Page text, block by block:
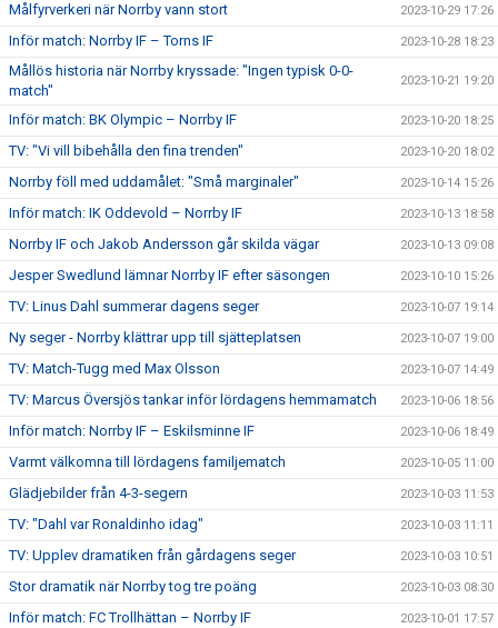
Målfyrverkeri när Norrby vann stort 2023-10-29 17:26
Inför match: Norrby IF – Torns IF 2023-10-28 18:23
Mållös historia när Norrby kryssade: "Ingen typisk 0-0-
match"
2023-10-21 19:20
Inför match: BK Olympic – Norrby IF 2023-10-20 18:25
TV: "Vi vill bibehålla den fina trenden" 2023-10-20 18:02
Norrby föll med uddamålet: "Små marginaler" 2023-10-14 15:26
Inför match: IK Oddevold – Norrby IF 2023-10-13 18:58
Norrby IF och Jakob Andersson går skilda vägar 2023-10-13 09:08
Jesper Swedlund lämnar Norrby IF efter säsongen 2023-10-10 15:26
TV: Linus Dahl summerar dagens seger 2023-10-07 19:14
Ny seger - Norrby klättrar upp till sjätteplatsen 2023-10-07 19:00
TV: Match-Tugg med Max Olsson 2023-10-07 14:49
TV: Marcus Översjös tankar inför lördagens hemmamatch 2023-10-06 18:56
Inför match: Norrby IF – Eskilsminne IF 2023-10-06 18:49
Varmt välkomna till lördagens familjematch 2023-10-05 11:00
Glädjebilder från 4-3-segern 2023-10-03 11:53
TV: "Dahl var Ronaldinho idag" 2023-10-03 11:11
TV: Upplev dramatiken från gårdagens seger 2023-10-03 10:51
Stor dramatik när Norrby tog tre poäng 2023-10-03 08:30
Inför match: FC Trollhättan – Norrby IF 2023-10-01 17:57